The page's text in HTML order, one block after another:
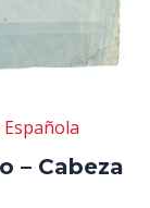
Española
– Cabeza